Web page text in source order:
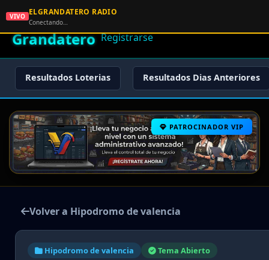
🌟 El
Grandatero Registrarse
Resultados Loterias Resultados Dias Anteriores
PATROCINADOR VIP
Volver a Hipodromo de valencia
Hipodromo de valencia Tema Abierto
VIVO ELGRANDATERO RADIO
Conectando…